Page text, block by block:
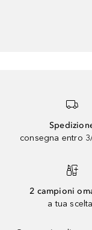
consegna entro
2 campioni
a tua